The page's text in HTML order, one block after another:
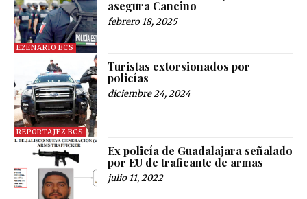
EZENARIO BCS
asegura Cancino
febrero 18, 2025
REPORTAJEZ BCS
Turistas extorsionados por
policías
diciembre 24, 2024
Ex policía de Guadalajara señalado
por EU de traficante de armas
julio 11, 2022